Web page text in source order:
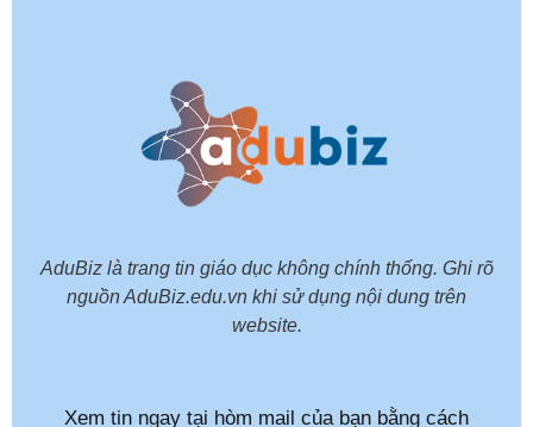
AduBiz là trang tin giáo dục không chính thống. Ghi rõ
nguồn AduBiz.edu.vn khi sử dụng nội dung trên
website.
Xem tin ngay tại hòm mail của bạn bằng cách